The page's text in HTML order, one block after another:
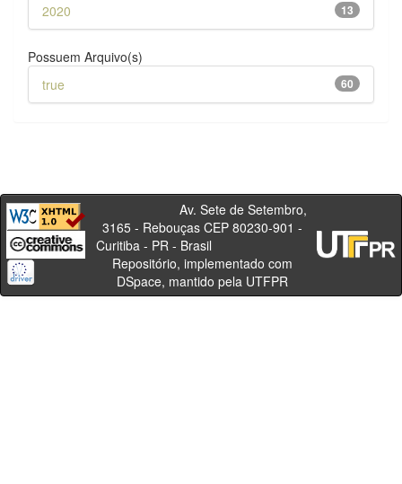
13
2020
Possuem Arquivo(s)
60
true
Av. Sete de Setembro,
3165 - Rebouças CEP 80230-901 -
Curitiba - PR - Brasil
Repositório, implementado com
DSpace, mantido pela UTFPR